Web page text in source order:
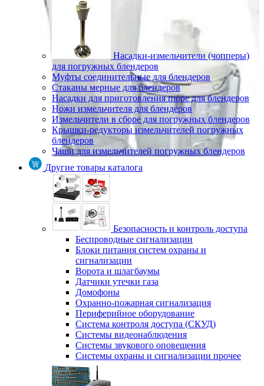
Насадки-измельчители (чопперы)
для погружных блендеров
Муфты соединительные для блендеров
Стаканы мерные для блендеров
Насадки для приготовления пюре для блендеров
Ножи измельчителя для блендеров
Измельчители в сборе для погружных блендеров
Крышки-редукторы измельчителей погружных
блендеров
Чаши для измельчителей погружных блендеров
Другие товары каталога
Безопасность и контроль доступа
Беспроводные сигнализации
Блоки питания систем охраны и
сигнализации
Ворота и шлагбаумы
Датчики утечки газа
Домофоны
Охранно-пожарная сигнализация
Периферийное оборудование
Система контроля доступа (СКУД)
Системы видеонаблюдения
Системы звукового оповещения
Системы охраны и сигнализации прочее